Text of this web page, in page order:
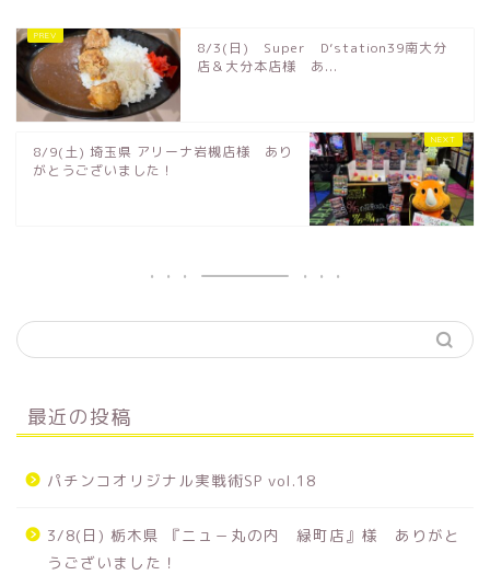
8/3(日) Super D’station39南大分
店＆大分本店様 あ...
8/9(土) 埼玉県 アリーナ岩槻店様 あり
がとうございました！
最近の投稿
パチンコオリジナル実戦術SP vol.18
3/8(日) 栃木県 『ニュ－丸の内 緑町店』様 ありがと
うございました！